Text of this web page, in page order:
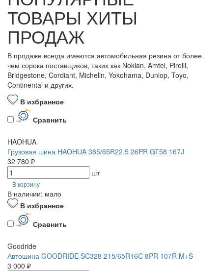
ТОВАРЫ ХИТЫ
ПРОДАЖ
В продаже всегда имеются автомобильная резина от более
чем сорока поставщиков, таких как Nokian, Amtel, Pirelli,
Bridgestone, Cordiant, Michelin, Yokohama, Dunlop, Toyo,
Continental и других.
В избранное
Сравнить
HAOHUA
Грузовая шина HAOHUA 385/65R22.5 26PR GT58 167J
32 780 ₽
шт
В корзину
В наличии: мало
В избранное
Сравнить
Goodride
Автошина GOODRIDE SC328 215/65R16C 8PR 107R M+S
3 000 ₽